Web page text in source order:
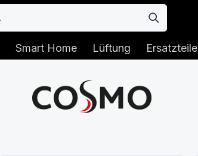
Smart Home Lüftung Ersatzteile